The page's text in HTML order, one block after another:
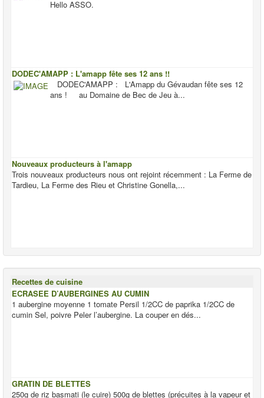
Hello ASSO.
DODEC'AMAPP : L'amapp fête ses 12 ans !!
DODEC'AMAPP : L'Amapp du Gévaudan fête ses 12
ans ! au Domaine de Bec de Jeu à...
Nouveaux producteurs à l'amapp
Trois nouveaux producteurs nous ont rejoint récemment : La Ferme de
Tardieu, La Ferme des Rieu et Christine Gonella,...
Recettes de cuisine
ECRASEE D’AUBERGINES AU CUMIN
1 aubergine moyenne 1 tomate Persil 1/2CC de paprika 1/2CC de
cumin Sel, poivre Peler l’aubergine. La couper en dés...
GRATIN DE BLETTES
250g de riz basmati (le cuire) 500g de blettes (précuites à la vapeur et